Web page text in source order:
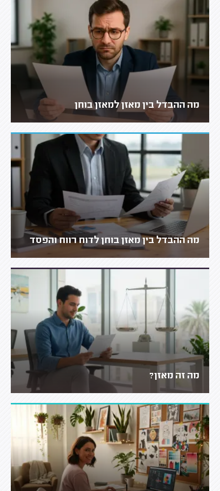
מה ההבדל בין מאזן למאזן בוחן
מה ההבדל בין מאזן בוחן לדוח רווח והפסד
מה זה מאזן?